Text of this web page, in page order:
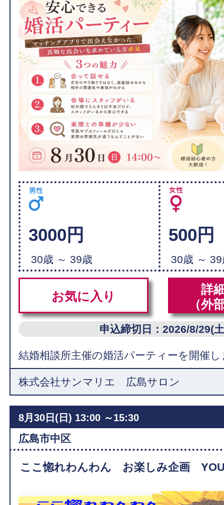
3000円
30歳 ～ 39歳
500円
30歳 ～
お気に入り
詳
（外
申込締切日：2026/8/29(
結婚相談所主催の婚活パーティーを開催
株式会社サンマリエ 広島サロン
8月30日(日) 13:00 ～15:30
広島市中区
ここ惚れわんわん お楽しみ企画